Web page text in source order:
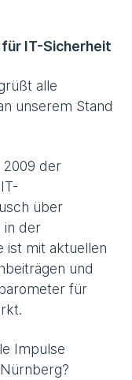
IT-Sicherheit
alle
unserem Stand
2009 der
über
in der
ist mit aktuellen
und
für
Impulse